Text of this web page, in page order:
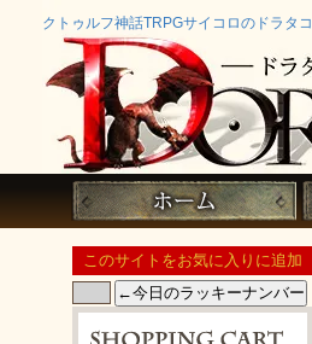
クトゥルフ神話TRPGサイコロのドラタコ